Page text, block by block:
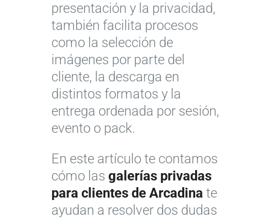
presentación y la privacidad,
también facilita procesos
como la selección de
imágenes por parte del
cliente, la descarga en
distintos formatos y la
entrega ordenada por sesión,
evento o pack.
En este artículo te contamos
cómo las galerías privadas
para clientes de Arcadina te
ayudan a resolver dos dudas